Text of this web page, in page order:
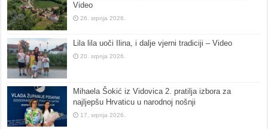
Video
26. srpnja 2026.
Lila lila uoči Ilina, i dalje vjerni tradiciji – Video
20. srpnja 2026.
Mihaela Šokić iz Vidovica 2. pratilja izbora za
najljepšu Hrvaticu u narodnoj nošnji
17. srpnja 2026.